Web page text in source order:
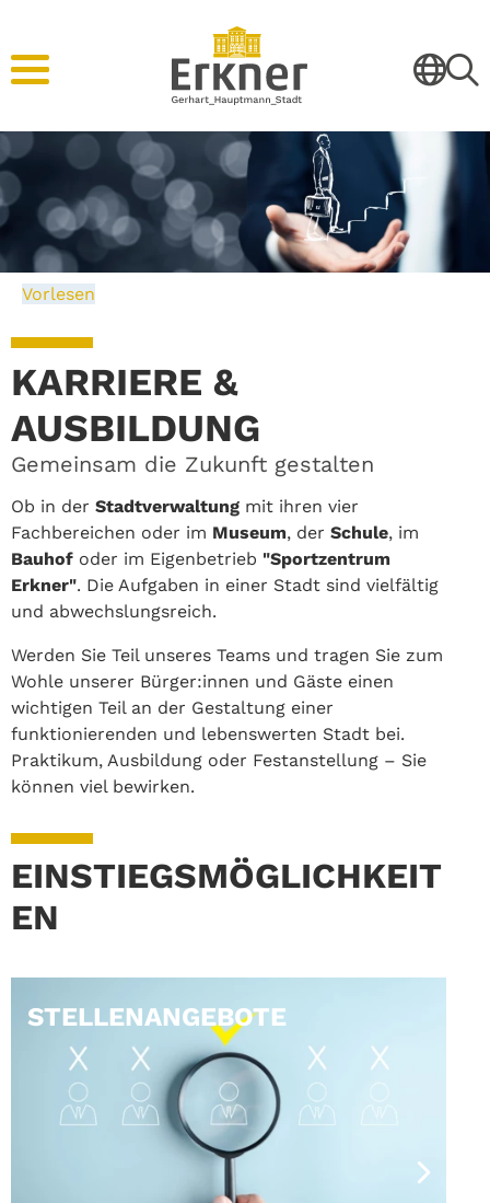
Vorlesen
KARRIERE &
AUSBILDUNG
Gemeinsam die Zukunft gestalten
Ob in der Stadtverwaltung mit ihren vier
Fachbereichen oder im Museum, der Schule, im
Bauhof oder im Eigenbetrieb "Sportzentrum
Erkner". Die Aufgaben in einer Stadt sind vielfältig
und abwechslungsreich.
Werden Sie Teil unseres Teams und tragen Sie zum
Wohle unserer Bürger:innen und Gäste einen
wichtigen Teil an der Gestaltung einer
funktionierenden und lebenswerten Stadt bei.
Praktikum, Ausbildung oder Festanstellung – Sie
können viel bewirken.
EINSTIEGSMÖGLICHKEIT
EN
STELLENANGEBOTE